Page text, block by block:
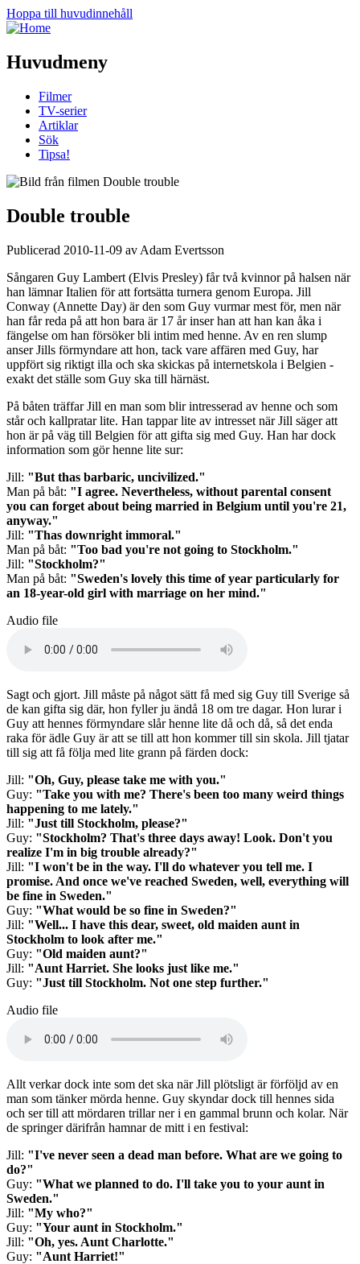
Hoppa till huvudinnehåll
Huvudmeny
Filmer
TV-serier
Artiklar
Sök
Tipsa!
Double trouble
Publicerad 2010-11-09 av Adam Evertsson
Sångaren Guy Lambert (Elvis Presley) får två kvinnor på halsen när
han lämnar Italien för att fortsätta turnera genom Europa. Jill
Conway (Annette Day) är den som Guy vurmar mest för, men när
han får reda på att hon bara är 17 år inser han att han kan åka i
fängelse om han försöker bli intim med henne. Av en ren slump
anser Jills förmyndare att hon, tack vare affären med Guy, har
uppfört sig riktigt illa och ska skickas på internetskola i Belgien -
exakt det ställe som Guy ska till härnäst.
På båten träffar Jill en man som blir intresserad av henne och som
står och kallpratar lite. Han tappar lite av intresset när Jill säger att
hon är på väg till Belgien för att gifta sig med Guy. Han har dock
information som gör henne lite sur:
Jill: "But thas barbaric, uncivilized."
Man på båt: "I agree. Nevertheless, without parental consent
you can forget about being married in Belgium until you're 21,
anyway."
Jill: "Thas downright immoral."
Man på båt: "Too bad you're not going to Stockholm."
Jill: "Stockholm?"
Man på båt: "Sweden's lovely this time of year particularly for
an 18-year-old girl with marriage on her mind."
Audio file
Sagt och gjort. Jill måste på något sätt få med sig Guy till Sverige så
de kan gifta sig där, hon fyller ju ändå 18 om tre dagar. Hon lurar i
Guy att hennes förmyndare slår henne lite då och då, så det enda
raka för ädle Guy är att se till att hon kommer till sin skola. Jill tjatar
till sig att få följa med lite grann på färden dock:
Jill: "Oh, Guy, please take me with you."
Guy: "Take you with me? There's been too many weird things
happening to me lately."
Jill: "Just till Stockholm, please?"
Guy: "Stockholm? That's three days away! Look. Don't you
realize I'm in big trouble already?"
Jill: "I won't be in the way. I'll do whatever you tell me. I
promise. And once we've reached Sweden, well, everything will
be fine in Sweden."
Guy: "What would be so fine in Sweden?"
Jill: "Well... I have this dear, sweet, old maiden aunt in
Stockholm to look after me."
Guy: "Old maiden aunt?"
Jill: "Aunt Harriet. She looks just like me."
Guy: "Just till Stockholm. Not one step further."
Audio file
Allt verkar dock inte som det ska när Jill plötsligt är förföljd av en
man som tänker mörda henne. Guy skyndar dock till hennes sida
och ser till att mördaren trillar ner i en gammal brunn och kolar. När
de springer därifrån hamnar de mitt i en festival:
Jill: "I've never seen a dead man before. What are we going to
do?"
Guy: "What we planned to do. I'll take you to your aunt in
Sweden."
Jill: "My who?"
Guy: "Your aunt in Stockholm."
Jill: "Oh, yes. Aunt Charlotte."
Guy: "Aunt Harriet!"